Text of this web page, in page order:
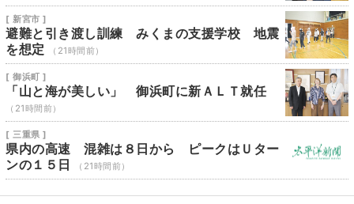
[ 新宮市 ]
避難と引き渡し訓練 みくまの支援学校 地震
を想定
（21時間前）
[ 御浜町 ]
「山と海が美しい」 御浜町に新ＡＬＴ就任
（21時間前）
[ 三重県 ]
県内の高速 混雑は８日から ピークはＵター
ンの１５日
（21時間前）